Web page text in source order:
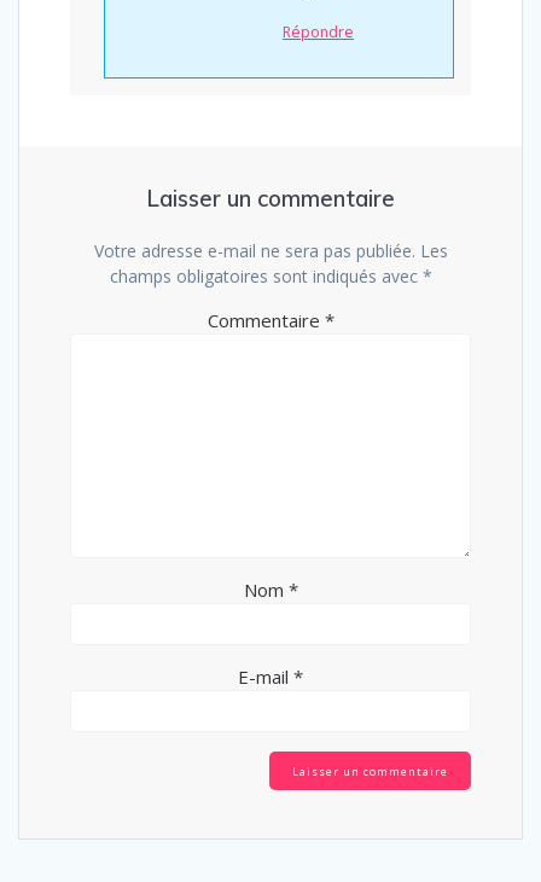
Répondre
Laisser un commentaire
Votre adresse e-mail ne sera pas publiée. Les
champs obligatoires sont indiqués avec *
Commentaire *
Nom *
E-mail *